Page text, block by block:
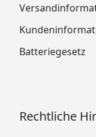
Batteriegesetz
Rechtliche